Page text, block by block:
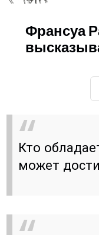
Франсуа
Кто
может